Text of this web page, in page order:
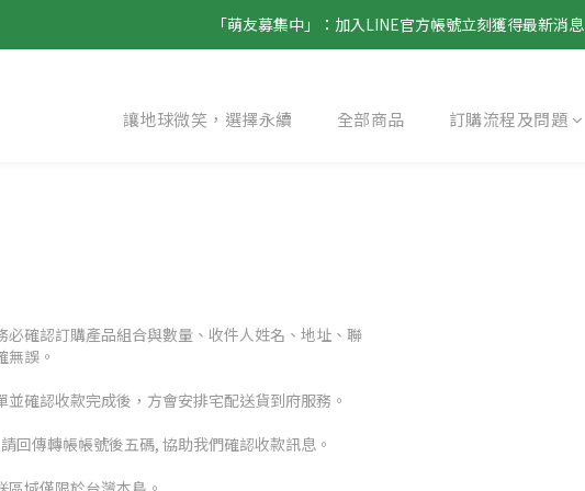
「萌友募集中」：加入LINE官方帳號立刻獲得最新消息
讓地球微笑，選擇永續 全部商品 訂購流程及問題
必確認訂購產品組合與數量、收件人姓名、地址、聯
無誤。
確認收款完成後，方會安排宅配送貨到府服務。
回傳轉帳帳號後五碼, 協助我們確認收款訊息。